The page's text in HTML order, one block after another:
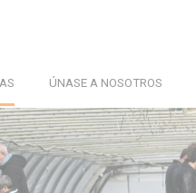
ÚNASE A NOSOTROS